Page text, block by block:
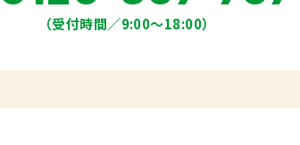
（受付時間／9:00〜18:00）